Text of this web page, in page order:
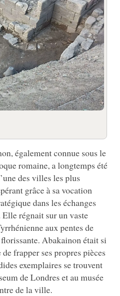
également connue sous le
romaine, a longtemps été
des villes les plus
grâce à sa vocation
dans les échanges
régnait sur un vaste
aux pentes de
Abakainon était si
frapper ses propres pièces
exemplaires se trouvent
de Londres et au musée
de la ville.